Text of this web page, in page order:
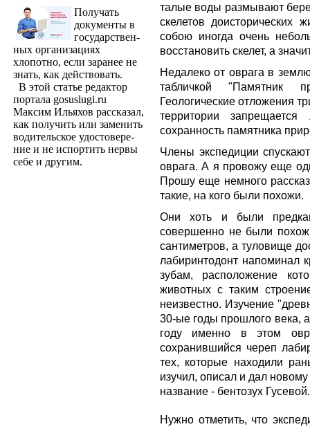
Получать
доку­менты в
государствен­
ных организациях
хлопотно, если заранее не
знать, как действовать.
В этой статье редактор
портала gosuslugi.ru
Максим Ильяхов рассказал,
как получить или заменить
водительское удостовере­
ние и не испортить нервы
себе и другим.
талые воды размывают
скелетов доисторических
собою иногда очень
восстановить скелет, а
Недалеко от оврага в
табличкой "Памятник
Геологические отложения
территории
сохранность памятника
Члены экспедиции
оврага. А я провожу еще
Прошу еще немного
такие, на кого были похожи.
Они хоть и были
совершенно не были
сантиметров, а туловище
лабиринтодонт напоминал
зубам, расположение
животных с таким
неизвестно. Изучение
30-ые годы прошлого века,
году именно в этом
сохранившийся череп
тех, которые находили
изучил, описал и дал
название - бентозух Гусевой.
Нужно отметить, что